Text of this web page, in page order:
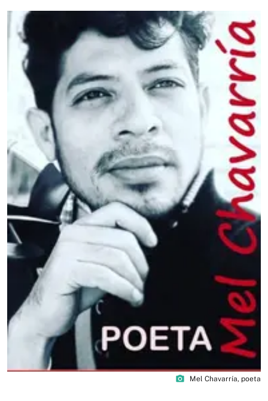
photo_camera Mel Chavarría, poeta